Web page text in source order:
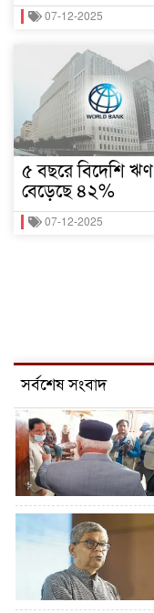
07-12-2025
৫ বছরে বিদেশি ঋণ
বেড়েছে ৪২%
07-12-2025
সর্বশেষ সংবাদ